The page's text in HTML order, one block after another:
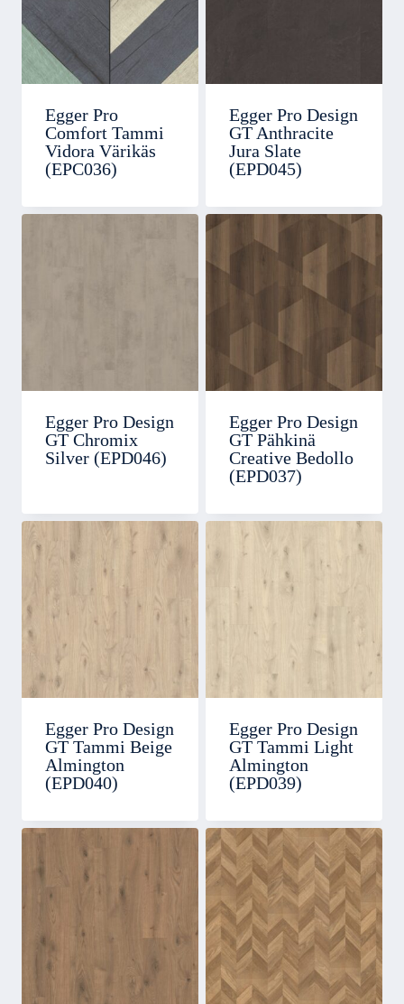
Egger Pro
Comfort Tammi
Vidora Värikäs
(EPC036)
Egger Pro Design
GT Anthracite
Jura Slate
(EPD045)
Egger Pro Design
GT Chromix
Silver (EPD046)
Egger Pro Design
GT Pähkinä
Creative Bedollo
(EPD037)
Egger Pro Design
GT Tammi Beige
Almington
(EPD040)
Egger Pro Design
GT Tammi Light
Almington
(EPD039)